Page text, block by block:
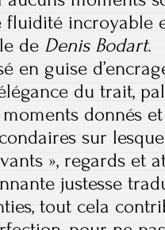
fluidité incroyable
de Denis Bodart.
en guise
du trait,
donnés
sur
», regards et
justesse
tout cela